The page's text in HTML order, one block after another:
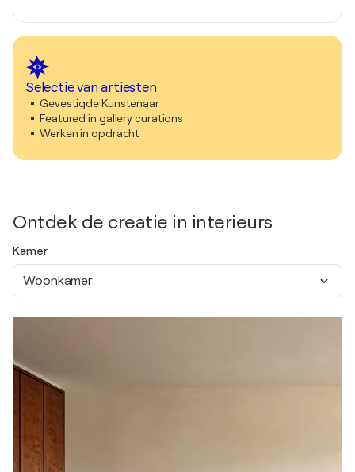
Selectie van artiesten
Gevestigde Kunstenaar
Featured in gallery curations
Werken in opdracht
Ontdek de creatie in interieurs
Kamer
Woonkamer